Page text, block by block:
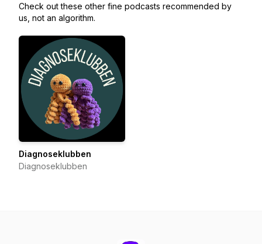
Check out these other fine podcasts recommended by
us, not an algorithm.
Diagnoseklubben
Diagnoseklubben